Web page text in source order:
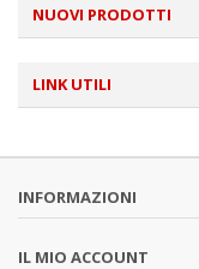
NUOVI PRODOTTI
LINK UTILI
INFORMAZIONI
IL MIO ACCOUNT